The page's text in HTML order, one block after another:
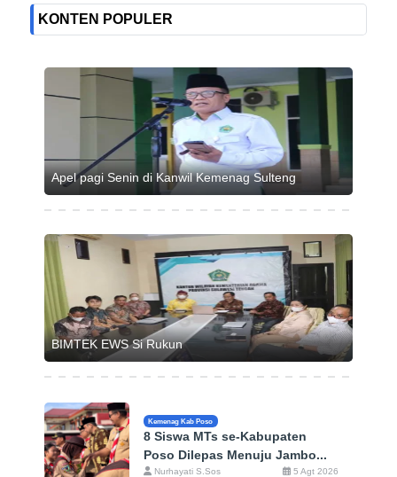
KONTEN POPULER
Apel pagi Senin di Kanwil Kemenag Sulteng
BIMTEK EWS Si Rukun
Kemenag Kab Poso
8 Siswa MTs se-Kabupaten
Poso Dilepas Menuju Jambo...
Nurhayati S.Sos 5 Agt 2026